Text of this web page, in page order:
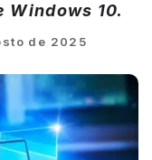
Windows 10.
de 2025